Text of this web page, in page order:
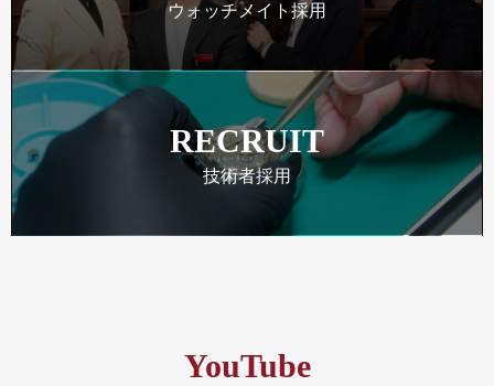
ウォッチメイト採用
RECRUIT
技術者採用
YouTube